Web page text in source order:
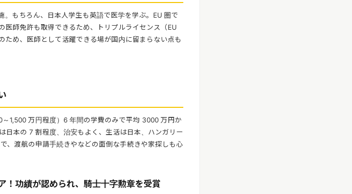
。もちろん、日本人学生も英語で医学を学ぶ。EU 圏で
医師免許も取得できるため、トリプルライセンス（EU
ため、医師として活躍できる場が国内に留まらない点も
1,500 万円程度）6 年間の学費のみで平均 3000 万円か
日本の 7 割程度、治安もよく、生活は日本、ハンガリー
、渡航の申請手続きやなどの面倒な手続きや家探しも心
！功績が認められ、騎士十字勲章を受賞